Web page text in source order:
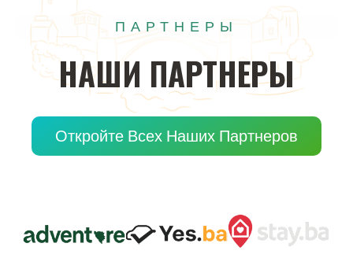
ПАРТНЕРЫ
НАШИ ПАРТНЕРЫ
Откройте Всех Наших Партнеров